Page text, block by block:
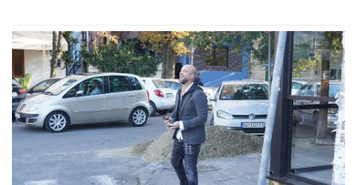
"OKO SINA PERUNA NE MOŽE NIKO
DA NAM POMOGNE"Žena Ognjena
Amidžića zbog ćerke Lole unajmila
DADILJU IZ AZIJE, pa priznala sa
čim se suočavaju u domu! (FOTO)